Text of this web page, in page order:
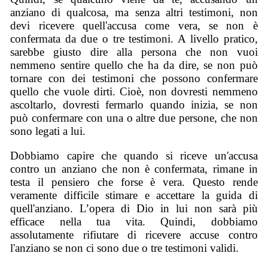
anziano di qualcosa, ma senza altri testimoni, non
devi ricevere quell'accusa come vera, se non è
confermata da due o tre testimoni. A livello pratico,
sarebbe giusto dire alla persona che non vuoi
nemmeno sentire quello che ha da dire, se non può
tornare con dei testimoni che possono confermare
quello che vuole dirti. Cioè, non dovresti nemmeno
ascoltarlo, dovresti fermarlo quando inizia, se non
può confermare con una o altre due persone, che non
sono legati a lui.
Dobbiamo capire che quando si riceve un'accusa
contro un anziano che non è confermata, rimane in
testa il pensiero che forse è vera. Questo rende
veramente difficile stimare e accettare la guida di
quell'anziano. L’opera di Dio in lui non sarà più
efficace nella tua vita. Quindi, dobbiamo
assolutamente rifiutare di ricevere accuse contro
l'anziano se non ci sono due o tre testimoni validi.